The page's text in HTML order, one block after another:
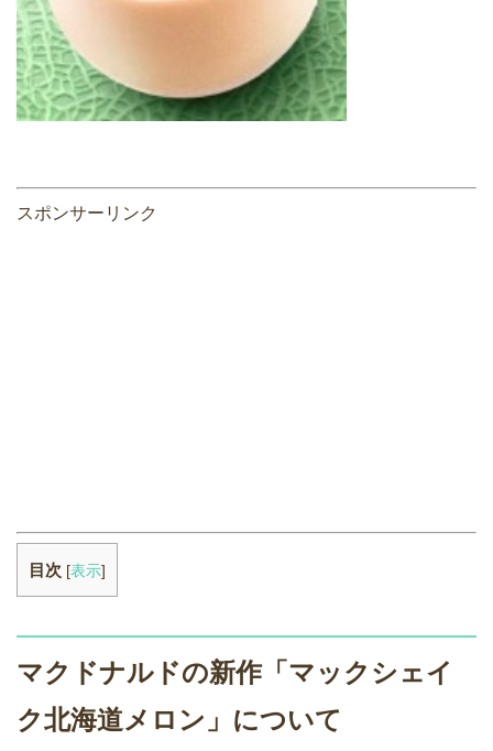
スポンサーリンク
目次 [表示]
マクドナルドの新作「マックシェイ
ク北海道メロン」について